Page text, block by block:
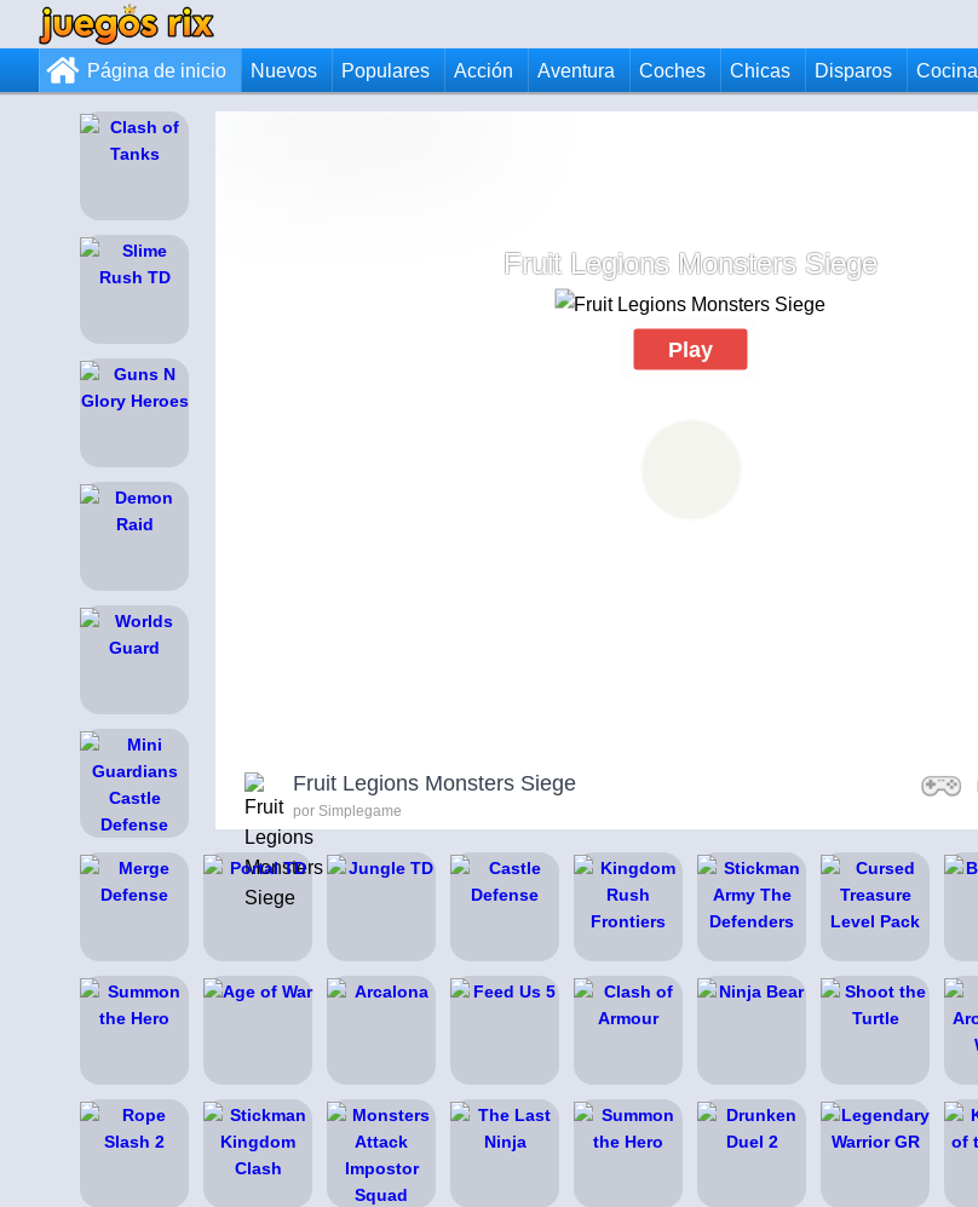
Página de inicio Nuevos Populares Acción Aventura Coches Chicas Disparos Cocina
Fruit Legions Monsters Siege
Play
Fruit Legions Monsters Siege
por Simplegame